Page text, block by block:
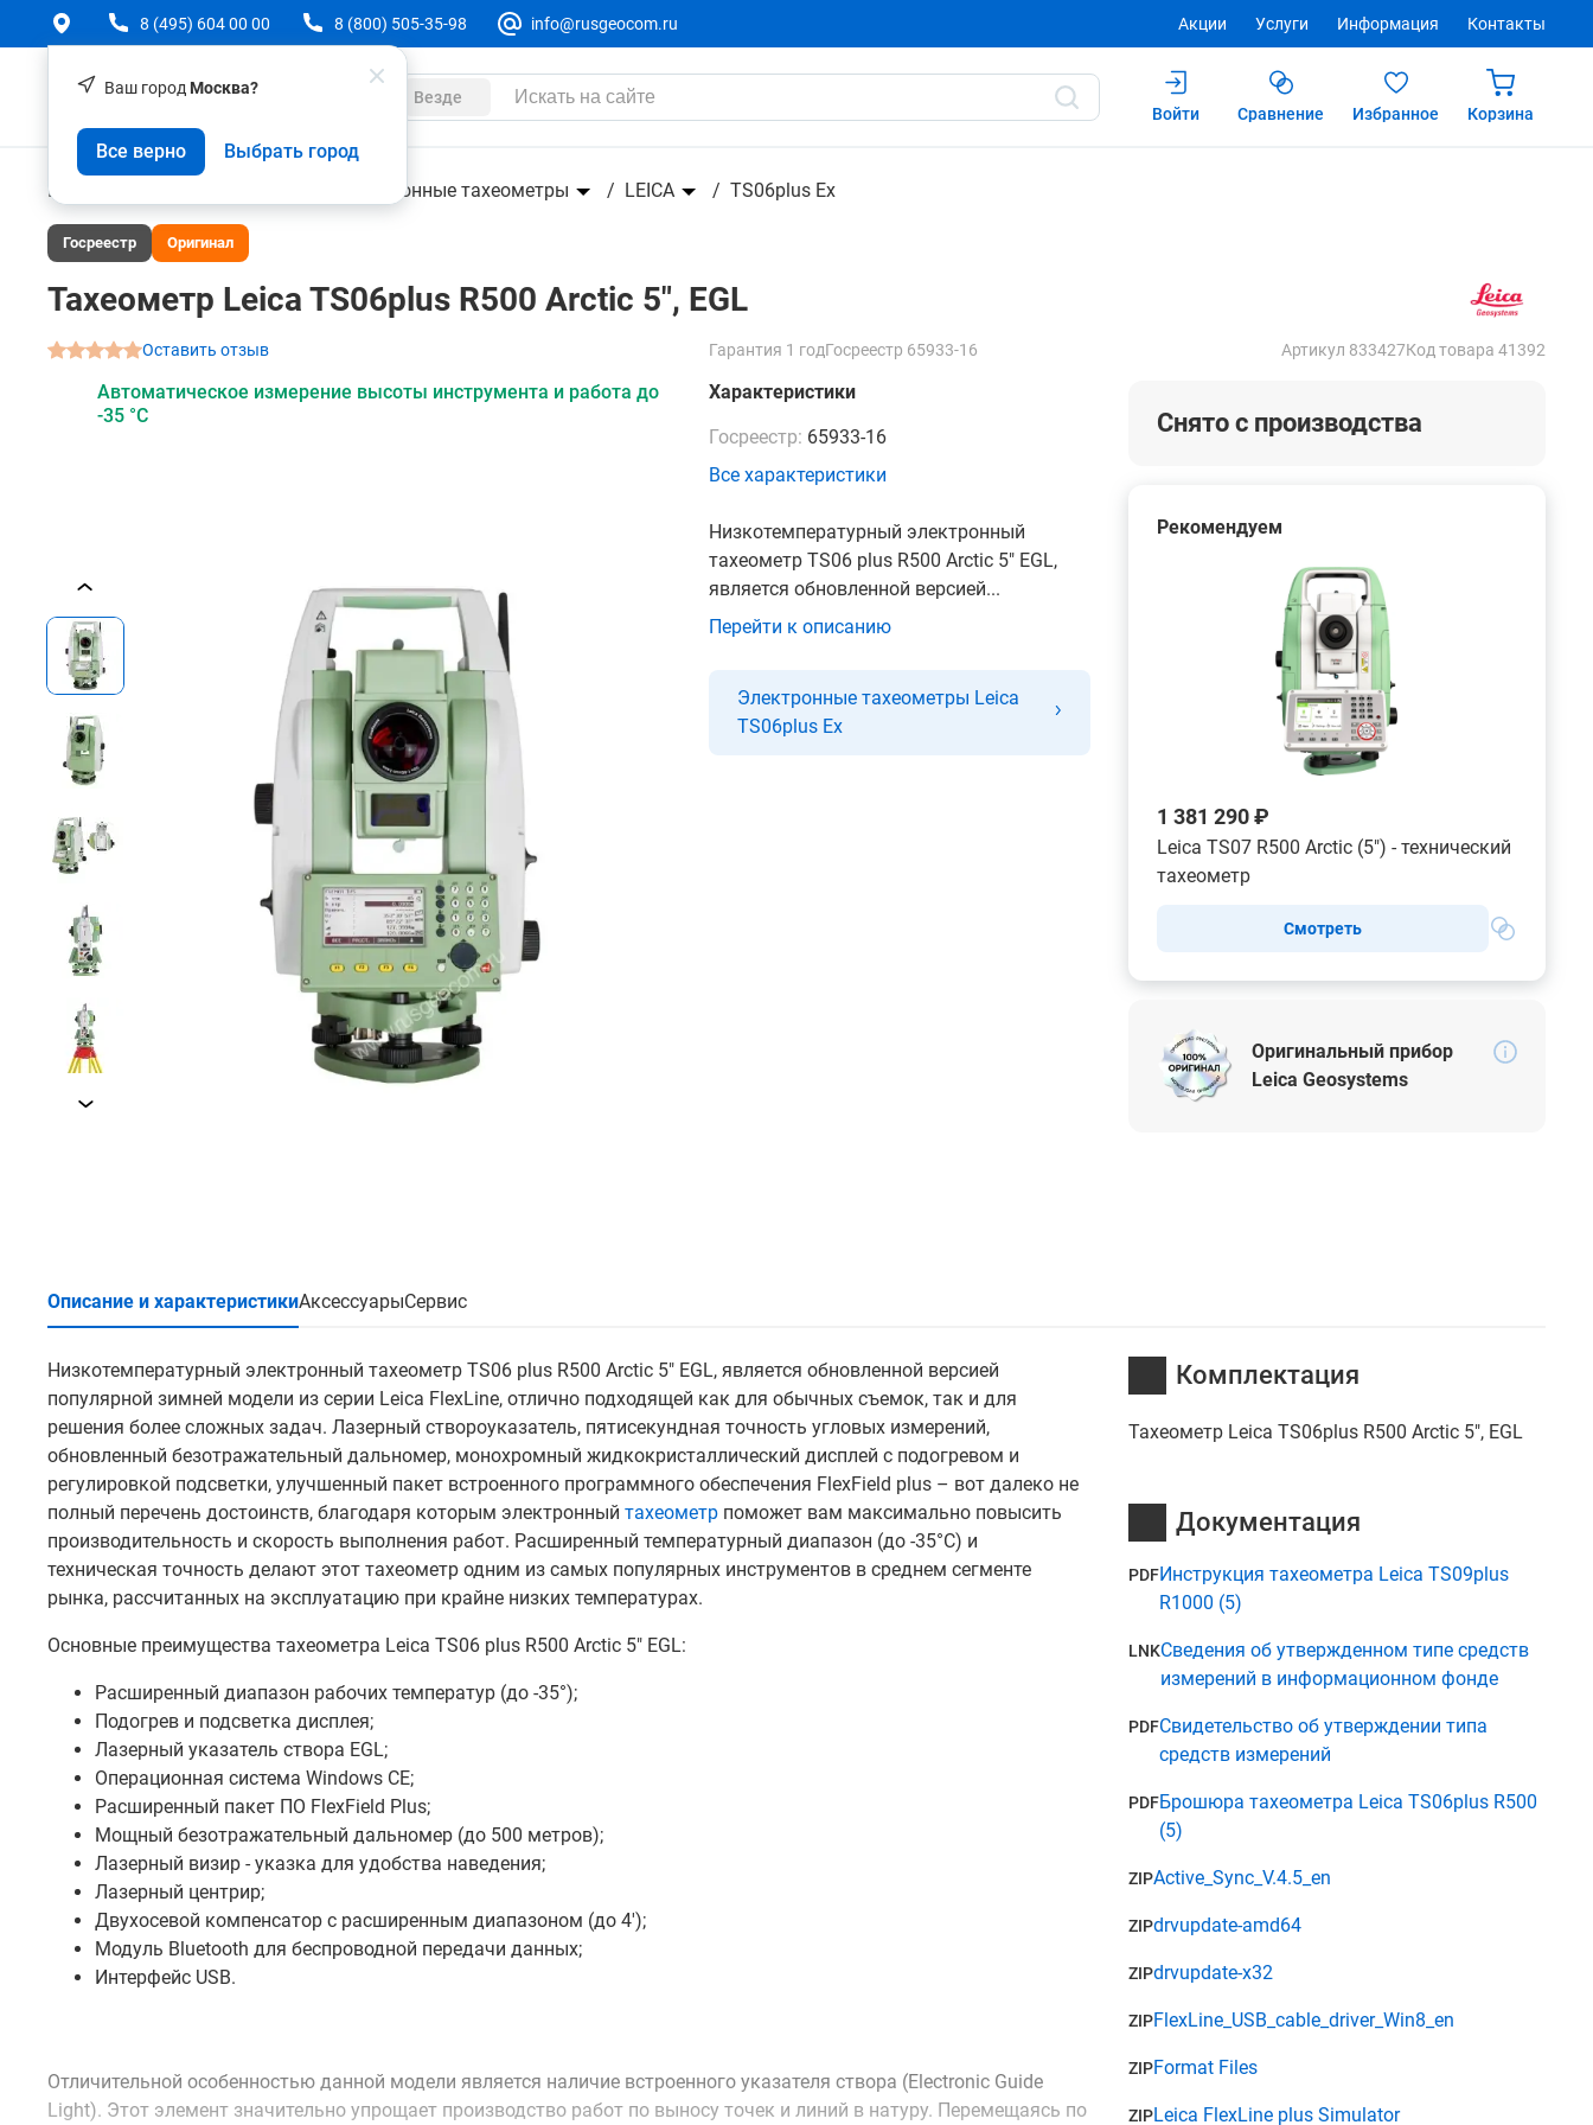
Ваш город Москва?
Все верно Выбрать город
8 (495) 604 00 00 8 (800) 505-35-98 info@rusgeocom.ru Акции Услуги Информация Контакты
Везде
Войти
Сравнение Избранное Корзина
Геодезическое оборудование Электронные тахеометры LEICA TS06plus Ex
Госреестр Оригинал
Тахеометр Leica TS06plus R500 Arctic 5", EGL
Оставить отзыв Гарантия 1 годГосреестр 65933-16 Артикул 833427Код товара 41392
Автоматическое измерение высоты инструмента и работа до
-35 °C
Характеристики
Госреестр: 65933-16
Все характеристики
Низкотемпературный электронный
тахеометр TS06 plus R500 Arctic 5" EGL,
является обновленной версией...
Перейти к описанию
Электронные тахеометры Leica
TS06plus Ex
Снято с производства
Рекомендуем
1 381 290 ₽
Leica TS07 R500 Arctic (5") - технический
тахеометр
Смотреть
Оригинальный прибор
Leica Geosystems
Описание и характеристикиАксессуарыСервис
Тахеометр Leica TS06plus R500 Arctic 5", EGL
О товаре ХарактеристикиАксессуары
Низкотемпературный электронный тахеометр TS06 plus R500 Arctic 5" EGL, является обновленной версией
популярной зимней модели из серии Leica FlexLine, отлично подходящей как для обычных съемок, так и для
решения более сложных задач. Лазерный створоуказатель, пятисекундная точность угловых измерений,
обновленный безотражательный дальномер, монохромный жидкокристаллический дисплей с подогревом и
регулировкой подсветки, улучшенный пакет встроенного программного обеспечения FlexField plus – вот далеко не
полный перечень достоинств, благодаря которым электронный тахеометр поможет вам максимально повысить
производительность и скорость выполнения работ. Расширенный температурный диапазон (до -35°С) и
техническая точность делают этот тахеометр одним из самых популярных инструментов в среднем сегменте
рынка, рассчитанных на эксплуатацию при крайне низких температурах.
Основные преимущества тахеометра Leica TS06 plus R500 Arctic 5" EGL:
Расширенный диапазон рабочих температур (до -35°);
Подогрев и подсветка дисплея;
Лазерный указатель створа EGL;
Операционная система Windows СЕ;
Расширенный пакет ПО FlexField Plus;
Мощный безотражательный дальномер (до 500 метров);
Лазерный визир - указка для удобства наведения;
Лазерный центрир;
Двухосевой компенсатор с расширенным диапазоном (до 4');
Модуль Bluetooth для беспроводной передачи данных;
Интерфейс USB.
Отличительной особенностью данной модели является наличие встроенного указателя створа (Electronic Guide
Light). Этот элемент значительно упрощает производство работ по выносу точек и линий в натуру. Перемещаясь по
Комплектация
Тахеометр Leica TS06plus R500 Arctic 5", EGL
Документация
PDFИнструкция тахеометра Leica TS09plus
R1000 (5)
LNKСведения об утвержденном типе средств
измерений в информационном фонде
PDFСвидетельство об утверждении типа
средств измерений
PDFБрошюра тахеометра Leica TS06plus R500
(5)
ZIPActive_Sync_V.4.5_en
ZIPdrvupdate-amd64
ZIPdrvupdate-x32
ZIPFlexLine_USB_cable_driver_Win8_en
ZIPFormat Files
ZIPLeica FlexLine plus Simulator